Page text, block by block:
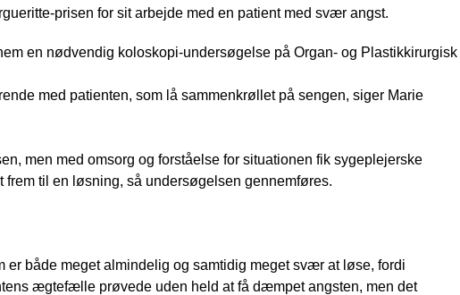
prisen for sit arbejde med en patient med svær angst.
en nødvendig koloskopi-undersøgelse på Organ- og Plastikkirurgisk
med patienten, som lå sammenkrøllet på sengen, siger Marie
men med omsorg og forståelse for situationen fik sygeplejerske
frem til en løsning, så undersøgelsen gennemføres.
er både meget almindelig og samtidig meget svær at løse, fordi
ægtefælle prøvede uden held at få dæmpet angsten, men det